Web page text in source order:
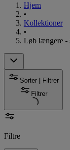
Hjem
•
Kollektioner
•
Løb længere -
Sorter | Filtrer
Filtrer
Filtre